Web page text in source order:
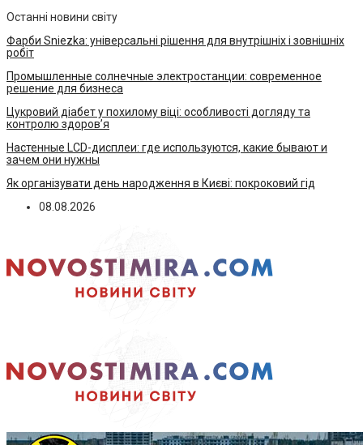
Останні новини світу
Фарби Sniezka: універсальні рішення для внутрішніх і зовнішніх
робіт
Промышленные солнечные электростанции: современное
решение для бизнеса
Цукровий діабет у похилому віці: особливості догляду та
контролю здоров’я
Настенные LCD-дисплеи: где используются, какие бывают и
зачем они нужны
Як організувати день народження в Києві: покроковий гід
08.08.2026